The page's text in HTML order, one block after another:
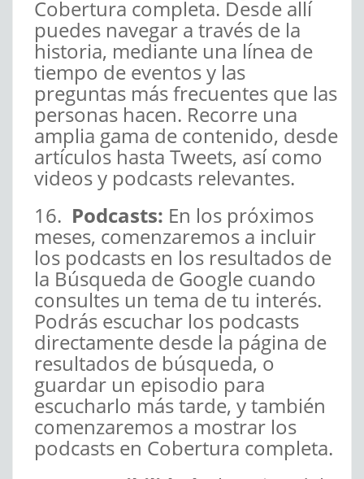
Cobertura completa. Desde allí
puedes navegar a través de la
historia, mediante una línea de
tiempo de eventos y las
preguntas más frecuentes que las
personas hacen. Recorre una
amplia gama de contenido, desde
artículos hasta Tweets, así como
videos y podcasts relevantes.
16. Podcasts: En los próximos
meses, comenzaremos a incluir
los podcasts en los resultados de
la Búsqueda de Google cuando
consultes un tema de tu interés.
Podrás escuchar los podcasts
directamente desde la página de
resultados de búsqueda, o
guardar un episodio para
escucharlo más tarde, y también
comenzaremos a mostrar los
podcasts en Cobertura completa.